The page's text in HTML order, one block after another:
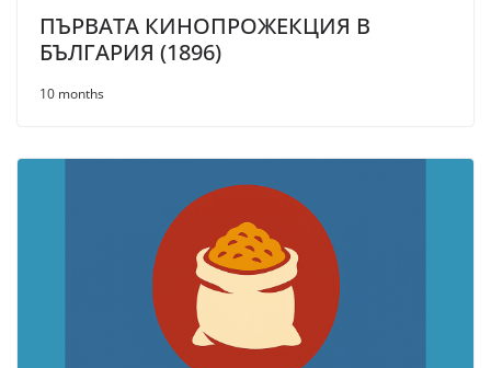
ПЪРВАТА КИНОПРОЖЕКЦИЯ В
БЪЛГАРИЯ (1896)
10 months